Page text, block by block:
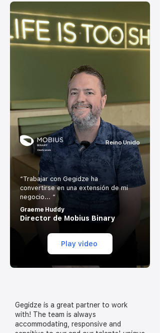
Play video
Reino Unido
“Trabajar con Gegidze ha
convertirse en una extensión de mi
negocio... “
Graeme Huddy
Director de Mobius Binary
Gegidze is a great partner to work
with! The team is always
accommodating, responsive and